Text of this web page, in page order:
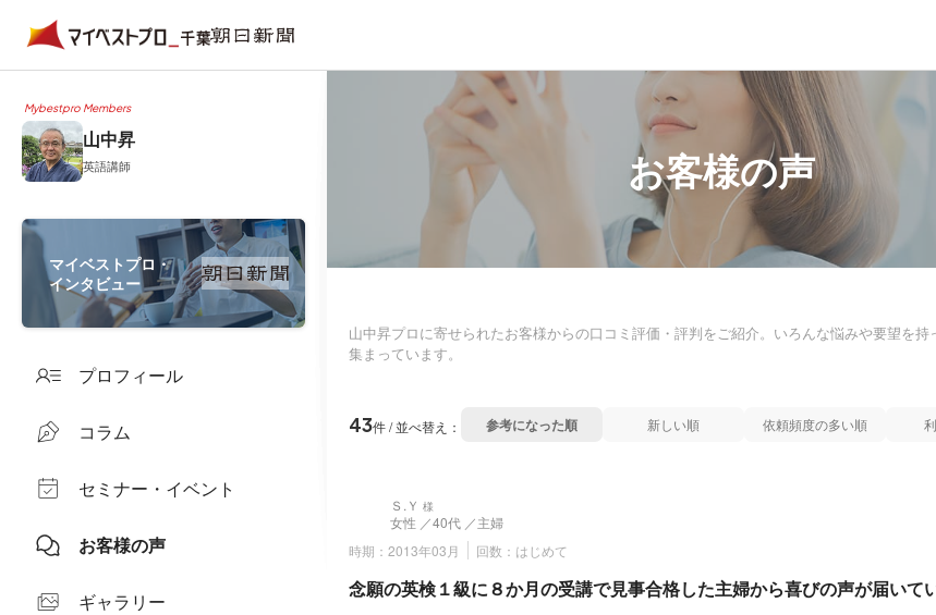
Mybestpro Members
山中昇
英語講師
マイベストプロ・
インタビュー
プロフィール
コラム
セミナー・イベント
お客様の声
ギャラリー
お客様の声
山中昇プロに寄せられたお客様からの口コミ評価・評判をご紹介。いろんな悩みや要望を
集まっています。
43件 / 並べ替え： 参考になった順 新しい順 依頼頻度の多い順
Ｓ.Ｙ 様
女性 ／40代 ／主婦
時期：2013年03月
回数：はじめて
念願の英検１級に８か月の受講で見事合格した主婦から喜びの声が届いて